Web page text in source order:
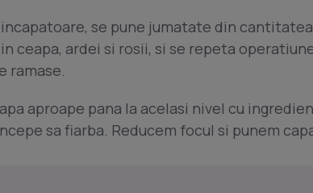
se pune jumatate din cantitatea
ceapa, ardei si rosii, si se repeta
ramase.
aproape pana la acelasi nivel cu
sa fiarba. Reducem focul si punem